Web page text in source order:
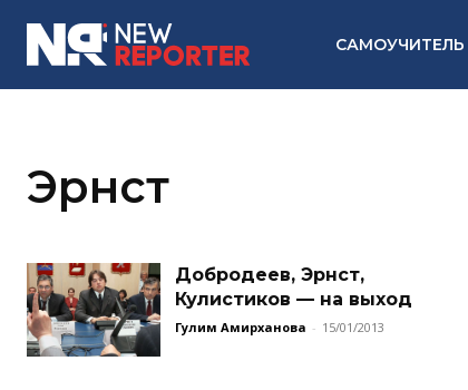
САМОУЧИТЕЛЬ
Эрнст
Добродеев, Эрнст,
Кулистиков — на выход
Гулим Амирханова - 15/01/2013